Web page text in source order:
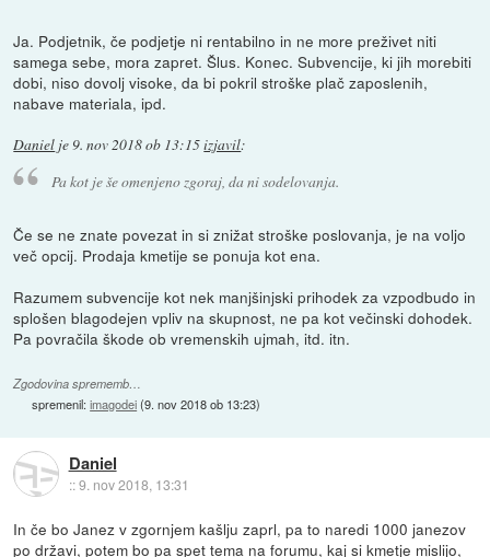
Ja. Podjetnik, če podjetje ni rentabilno in ne more preživet niti
samega sebe, mora zapret. Šlus. Konec. Subvencije, ki jih morebiti
dobi, niso dovolj visoke, da bi pokril stroške plač zaposlenih,
nabave materiala, ipd.
Daniel je9. nov 2018 ob 13:15izjavil:
Pa kot je še omenjeno zgoraj, da ni sodelovanja.
Če se ne znate povezat in si znižat stroške poslovanja, je na voljo
več opcij. Prodaja kmetije se ponuja kot ena.
Razumem subvencije kot nek manjšinjski prihodek za vzpodbudo in
splošen blagodejen vpliv na skupnost, ne pa kot večinski dohodek.
Pa povračila škode ob vremenskih ujmah, itd. itn.
Zgodovina sprememb…
spremenil:imagodei(9. nov 2018 ob 13:23)
Daniel
::9. nov 2018, 13:31
In če bo Janez v zgornjem kašlju zaprl, pa to naredi 1000 janezov
po državi, potem bo pa spet tema na forumu, kaj si kmetje mislijo,